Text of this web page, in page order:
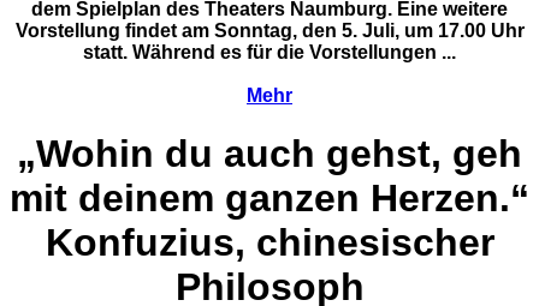
dem Spielplan des Theaters Naumburg. Eine weitere
Vorstellung findet am Sonntag, den 5. Juli, um 17.00 Uhr
statt. Während es für die Vorstellungen ...
Mehr
„Wohin du auch gehst, geh
mit deinem ganzen Herzen.“
Konfuzius, chinesischer
Philosoph